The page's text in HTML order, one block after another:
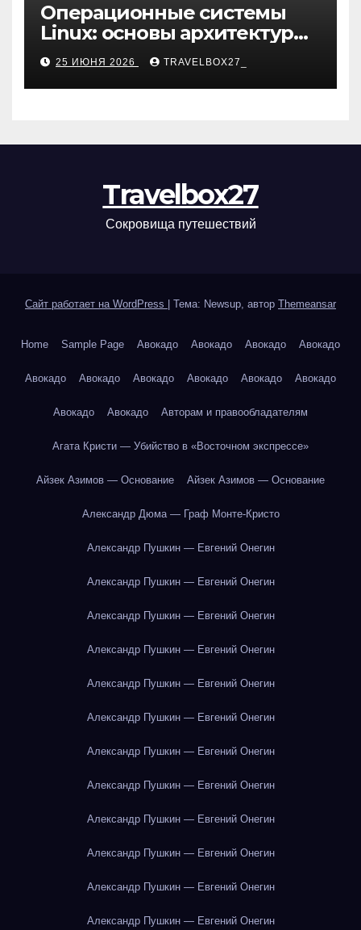
Операционные системы
Linux: основы архитектуры,
компоненты и области
применения
25 ИЮНЯ 2026 TRAVELBOX27_
Travelbox27
Сокровища путешествий
Сайт работает на WordPress Тема: Newsup, автор Themeansar
Home Sample Page Авокадо Авокадо Авокадо Авокадо
Авокадо Авокадо Авокадо Авокадо Авокадо Авокадо
Авокадо Авокадо Авторам и правообладателям
Агата Кристи — Убийство в «Восточном экспрессе»
Айзек Азимов — Основание Айзек Азимов — Основание
Александр Дюма — Граф Монте-Кристо
Александр Пушкин — Евгений Онегин
Александр Пушкин — Евгений Онегин
Александр Пушкин — Евгений Онегин
Александр Пушкин — Евгений Онегин
Александр Пушкин — Евгений Онегин
Александр Пушкин — Евгений Онегин
Александр Пушкин — Евгений Онегин
Александр Пушкин — Евгений Онегин
Александр Пушкин — Евгений Онегин
Александр Пушкин — Евгений Онегин
Александр Пушкин — Евгений Онегин
Александр Пушкин — Евгений Онегин